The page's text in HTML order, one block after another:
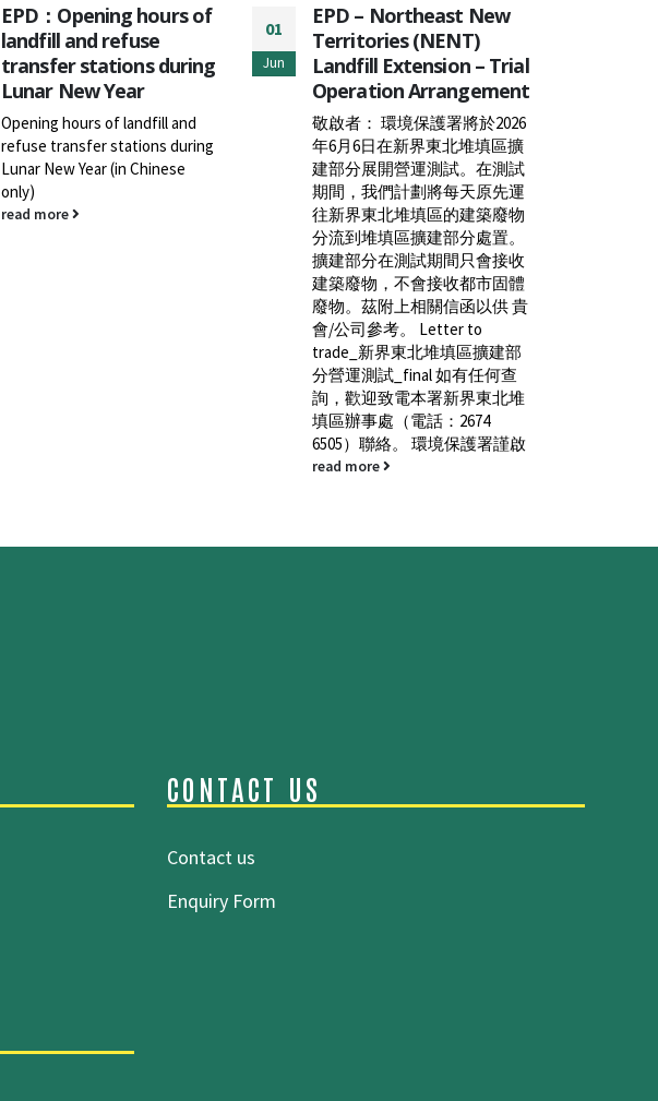
EPD：Opening hours of
landfill and refuse
transfer stations during
Lunar New Year
Opening hours of landfill and
refuse transfer stations during
Lunar New Year (in Chinese
only)
read more
01
Jun
EPD – Northeast New
Territories (NENT)
Landfill Extension – Trial
Operation Arrangement
敬啟者： 環境保護署將於2026
年6月6日在新界東北堆填區擴
建部分展開營運測試。在測試
期間，我們計劃將每天原先運
往新界東北堆填區的建築廢物
分流到堆填區擴建部分處置。
擴建部分在測試期間只會接收
建築廢物，不會接收都市固體
廢物。茲附上相關信函以供 貴
會/公司參考。 Letter to
trade_新界東北堆填區擴建部
分營運測試_final 如有任何查
詢，歡迎致電本署新界東北堆
填區辦事處（電話：2674
6505）聯絡。 環境保護署謹啟
read more
CONTACT US
Contact us
Enquiry Form